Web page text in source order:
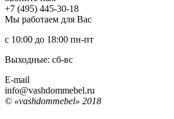
+7 (495) 445-30-18
Мы работаем для Вас
с 10:00 до 18:00 пн-пт
Выходные: сб-вc
E-mail
info@vashdommebel.ru
© «vashdommebel» 2018